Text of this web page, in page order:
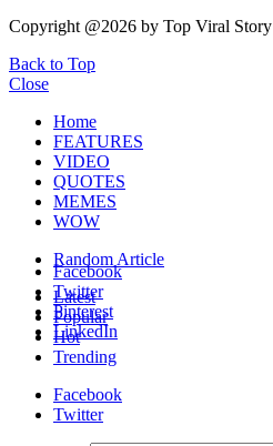
Copyright @2026 by Top Viral Story
Back to Top
Close
Home
FEATURES
VIDEO
QUOTES
MEMES
WOW
Random Article
Latest
Popular
Hot
Trending
Facebook
Twitter
Facebook
Twitter
Pinterest
LinkedIn